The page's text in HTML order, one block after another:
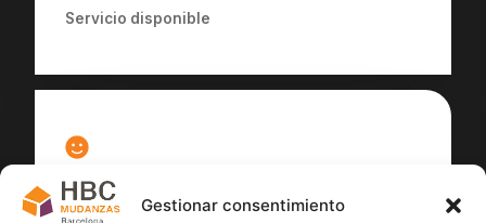
Gestionar consentimiento
Servicio disponible
100